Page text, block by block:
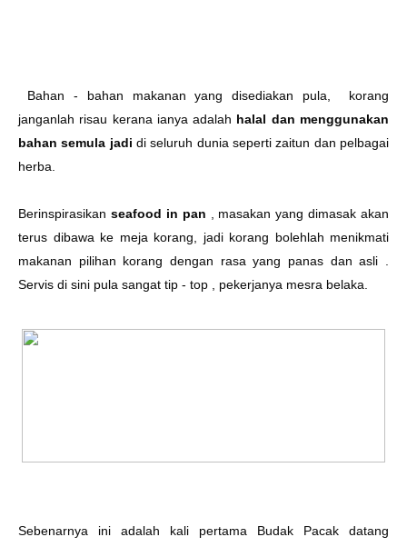
Bahan - bahan makanan yang disediakan pula, korang
janganlah risau kerana ianya adalah halal dan menggunakan
bahan semula jadi di seluruh dunia seperti zaitun dan pelbagai
herba.
Berinspirasikan seafood in pan
, masakan yang dimasak akan
terus dibawa ke meja korang, jadi korang bolehlah menikmati
makanan pilihan korang dengan rasa yang panas dan asli .
Servis di sini pula sangat tip - top , pekerjanya mesra belaka.
Sebenarnya ini adalah kali pertama Budak Pacak datang